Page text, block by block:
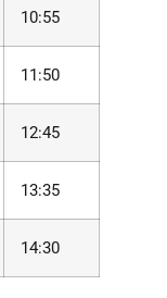
10:55
11:50
12:45
13:35
14:30